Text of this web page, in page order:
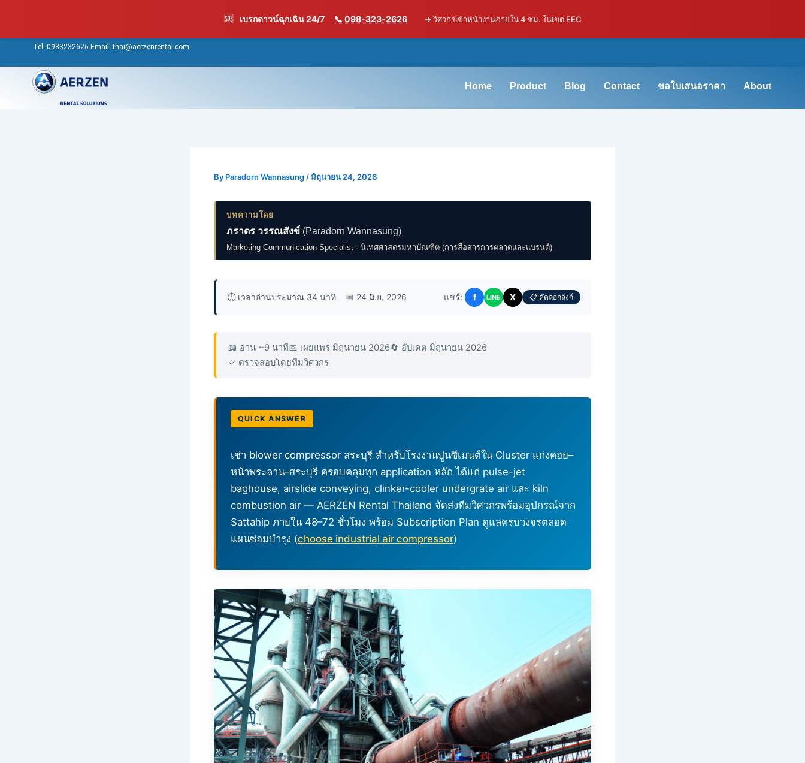
🆘 เบรกดาวน์ฉุกเฉิน 24/7 📞 098-323-2626 → วิศวกรเข้าหน้างานภายใน 4 ชม. ในเขต EEC
content
Tel: 0983232626 Email: thai@aerzenrental.com
Home Product Blog Contact ขอใบเสนอราคา About
By Paradorn Wannasung /มิถุนายน 24, 2026
บทความโดย
ภราดร วรรณสังข์ (Paradorn Wannasung)
Marketing Communication Specialist · นิเทศศาสตรมหาบัณฑิต (การสื่อสารการตลาดและแบรนด์)
⏱️ เวลาอ่านประมาณ 34 นาที 📅 24 มิ.ย. 2026 แชร์: f LINE X 📋 คัดลอกลิงก์
📖 อ่าน ~9 นาที📅 เผยแพร่ มิถุนายน 2026🔄 อัปเดต มิถุนายน 2026
✓ ตรวจสอบโดยทีมวิศวกร
QUICK ANSWER
เช่า blower compressor สระบุรี สำหรับโรงงานปูนซีเมนต์ใน Cluster แก่งคอย–
หน้าพระลาน–สระบุรี ครอบคลุมทุก application หลัก ได้แก่ pulse-jet
baghouse, airslide conveying, clinker-cooler undergrate air และ kiln
combustion air — AERZEN Rental Thailand จัดส่งทีมวิศวกรพร้อมอุปกรณ์จาก
Sattahip ภายใน 48–72 ชั่วโมง พร้อม Subscription Plan ดูแลครบวงจรตลอด
แผนซ่อมบำรุง (choose industrial air compressor)